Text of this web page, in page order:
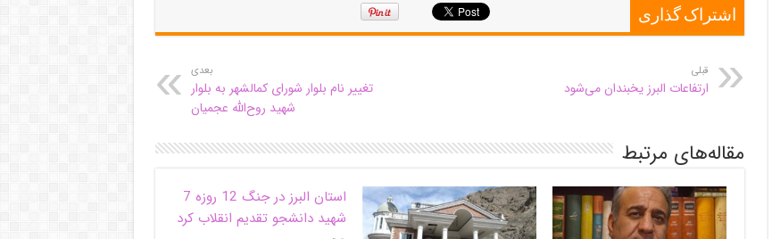
اشتراک گذاری
قبلی
ارتفاعات البرز یخبندان می‌شود
بعدی
تغییر نام بلوار شورای کمالشهر به بلوار
شهید روح‌الله عجمیان
مقاله‌های مرتبط
استان البرز در جنگ 12 روزه 7
شهید دانشجو تقدیم انقلاب کرد